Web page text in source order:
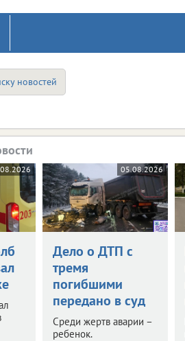
новостей
05.08.2026
Дело о ДТП с
тремя
погибшими
передано в суд
Среди жертв аварии –
ребенок.